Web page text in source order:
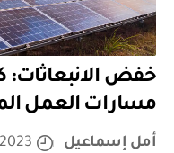
خفض الانبعاثات:
مسارات العمل
أمل إسماعيل
2023